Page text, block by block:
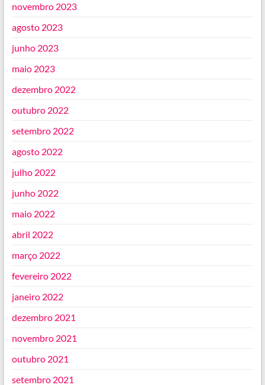
novembro 2023
agosto 2023
junho 2023
maio 2023
dezembro 2022
outubro 2022
setembro 2022
agosto 2022
julho 2022
junho 2022
maio 2022
abril 2022
março 2022
fevereiro 2022
janeiro 2022
dezembro 2021
novembro 2021
outubro 2021
setembro 2021